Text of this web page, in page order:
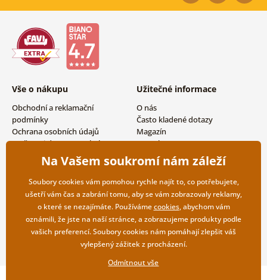
Vše o nákupu
Obchodní a reklamační
podmínky
Ochrana osobních údajů
Možnosti dopravy a platby
Vrácení zboží
Užitečné informace
O nás
Často kladené dotazy
Magazín
Kontakty
Velkoobchodní spolupráce
Na Vašem soukromí nám záleží
Soubory cookies vám pomohou rychle najít to, co potřebujete,
ušetří vám čas a zabrání tomu, aby se vám zobrazovaly reklamy,
o které se nezajímáte. Používámecookies, abychom vám
oznámili, že jste na naší stránce, a zobrazujeme produkty podle
vašich preferencí. Soubory cookies nám pomáhají zlepšit váš
vylepšený zážitek z procházení.
Odmítnout vše